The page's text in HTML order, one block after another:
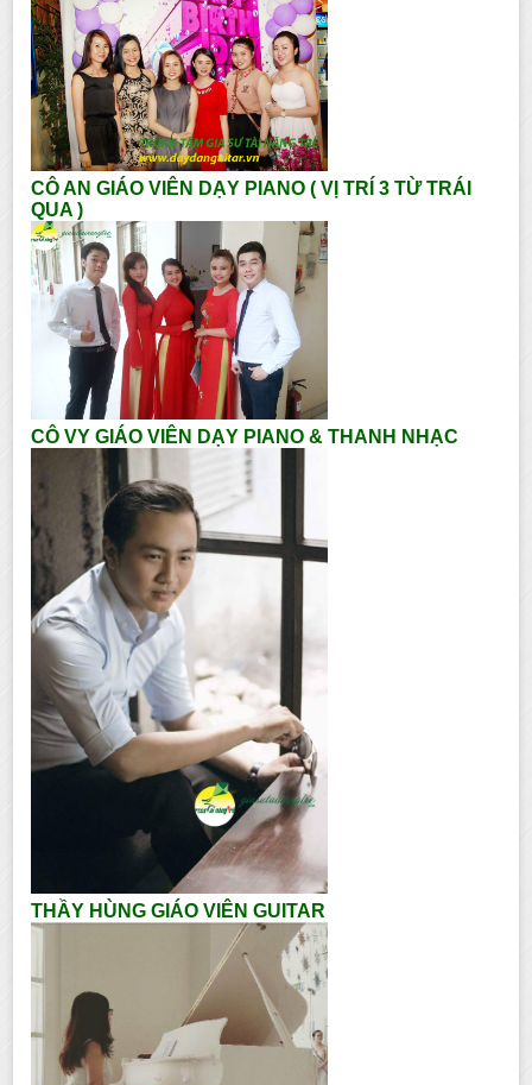
CÔ AN GIÁO VIÊN DẠY PIANO ( VỊ TRÍ 3 TỪ TRÁI
QUA )
CÔ VY GIÁO VIÊN DẠY PIANO & THANH NHẠC
THẦY HÙNG GIÁO VIÊN GUITAR